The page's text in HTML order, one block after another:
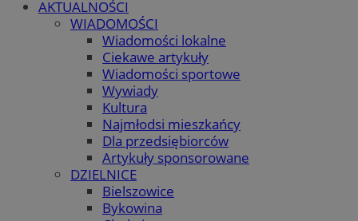
AKTUALNOŚCI
WIADOMOŚCI
Wiadomości lokalne
Ciekawe artykuły
Wiadomości sportowe
Wywiady
Kultura
Najmłodsi mieszkańcy
Dla przedsiębiorców
Artykuły sponsorowane
DZIELNICE
Bielszowice
Bykowina